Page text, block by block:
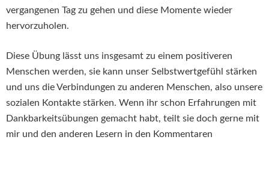
vergangenen Tag zu gehen und diese Momente wieder
hervorzuholen.
Diese Übung lässt uns insgesamt zu einem positiveren
Menschen werden, sie kann unser Selbstwertgefühl stärken
und uns die Verbindungen zu anderen Menschen, also unsere
sozialen Kontakte stärken. Wenn ihr schon Erfahrungen mit
Dankbarkeitsübungen gemacht habt, teilt sie doch gerne mit
mir und den anderen Lesern in den Kommentaren